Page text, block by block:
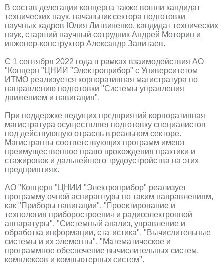
В состав делегации концерна также вошли кандидат
технических наук, начальник сектора подготовки
научных кадров Юлия Литвиненко, кандидат технических
наук, старший научный сотрудник Андрей Моторин и
инженер-конструктор Александр Завитаев.
С 1 сентября 2022 года в рамках взаимодействия АО
"Концерн "ЦНИИ "Электроприбор" с Университетом
ИТМО реализуется корпоративная магистратура по
направлению подготовки "Системы управления
движением и навигация".
При поддержке ведущих предприятий корпоративная
магистратура осуществляет подготовку специалистов
под действующую отрасль в реальном секторе.
Магистранты соответствующих программ имеют
преимущественное право прохождения практики и
стажировок и дальнейшего трудоустройства на этих
предприятиях.
АО "Концерн "ЦНИИ "Электроприбор" реализует
программу очной аспирантуры по таким направлениям,
как "Приборы навигации", "Проектирование и
технология приборостроения и радиоэлектронной
аппаратуры", "Системный анализ, управление и
обработка информации, статистика", "Вычислительные
системы и их элементы", "Математическое и
программное обеспечение вычислительных систем,
комплексов и компьютерных систем".